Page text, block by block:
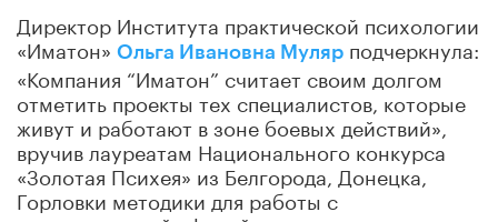
Директор Института практической психологии
«Иматон» Ольга Ивановна Муляр подчеркнула:
«Компания “Иматон” считает своим долгом
отметить проекты тех специалистов, которые
живут и работают в зоне боевых действий»,
вручив лауреатам Национального конкурса
«Золотая Психея» из Белгорода, Донецка,
Горловки методики для работы с